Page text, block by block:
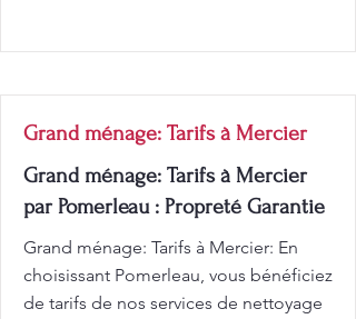
Grand ménage: Tarifs à Mercier
Grand ménage: Tarifs à Mercier
par Pomerleau : Propreté Garantie
Grand ménage: Tarifs à Mercier: En
choisissant Pomerleau, vous bénéficiez
de tarifs de nos services de nettoyage